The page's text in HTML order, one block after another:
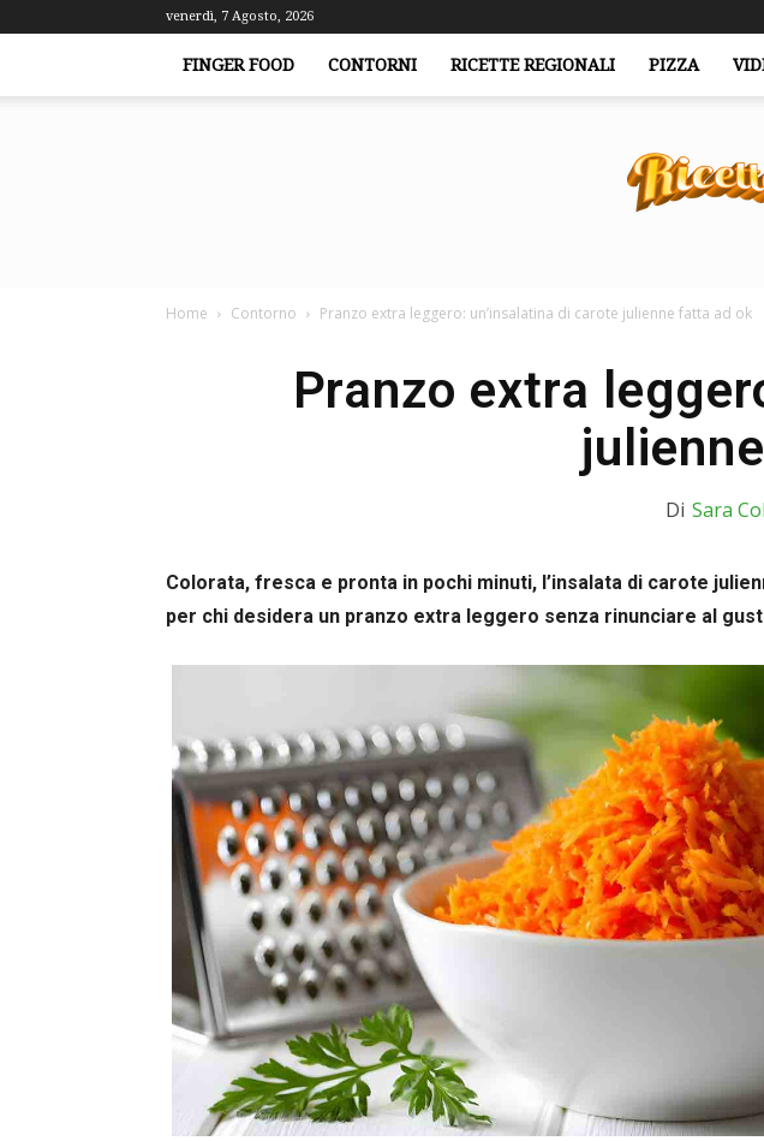
venerdì, 7 Agosto, 2026
FINGER FOOD CONTORNI RICETTE REGIONALI PIZZA
Home Contorno Pranzo extra leggero: un’insalatina di carote julienne fatta ad ok
Pranzo extra
Di Sara
Colorata, fresca e pronta in pochi minuti, l’insalata di carote
per chi desidera un pranzo extra leggero senza rinunciare al